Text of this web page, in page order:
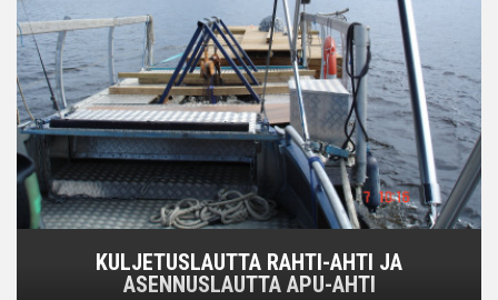
KULJETUSLAUTTA RAHTI-AHTI JA
ASENNUSLAUTTA APU-AHTI